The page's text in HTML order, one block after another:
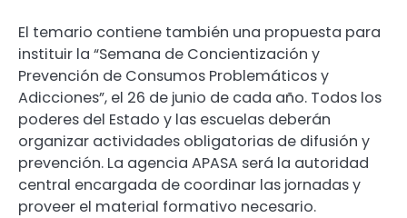
El temario contiene también una propuesta para
instituir la “Semana de Concientización y
Prevención de Consumos Problemáticos y
Adicciones”, el 26 de junio de cada año. Todos los
poderes del Estado y las escuelas deberán
organizar actividades obligatorias de difusión y
prevención. La agencia APASA será la autoridad
central encargada de coordinar las jornadas y
proveer el material formativo necesario.